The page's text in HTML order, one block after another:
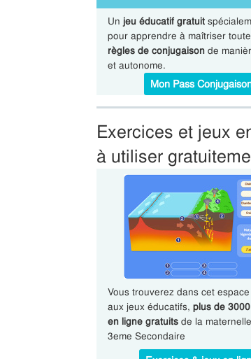
Un jeu éducatif gratuit
pour apprendre à maîtriser
règles de conjugaisonde
et autonome.
Mon Pass
Exercices et jeux
à utiliser
Vous trouverez dans cet
aux jeux éducatifs, plus de
en ligne gratuitsde la
3eme Secondaire